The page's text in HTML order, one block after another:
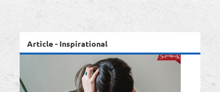
Article - Inspirational